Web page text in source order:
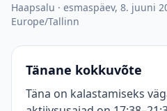
Haapsalu · esmaspäev, 8. juuni
Europe/Tallinn
Tänane kokkuvõte
Täna on kalastamiseks